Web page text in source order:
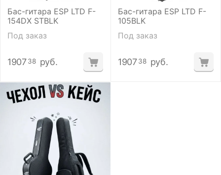
Бас-гитара ESP LTD F-
154DX STBLK
Под заказ
1907 38 руб.
Бас-гитара ESP LTD F-
105BLK
Под заказ
1907 38 руб.